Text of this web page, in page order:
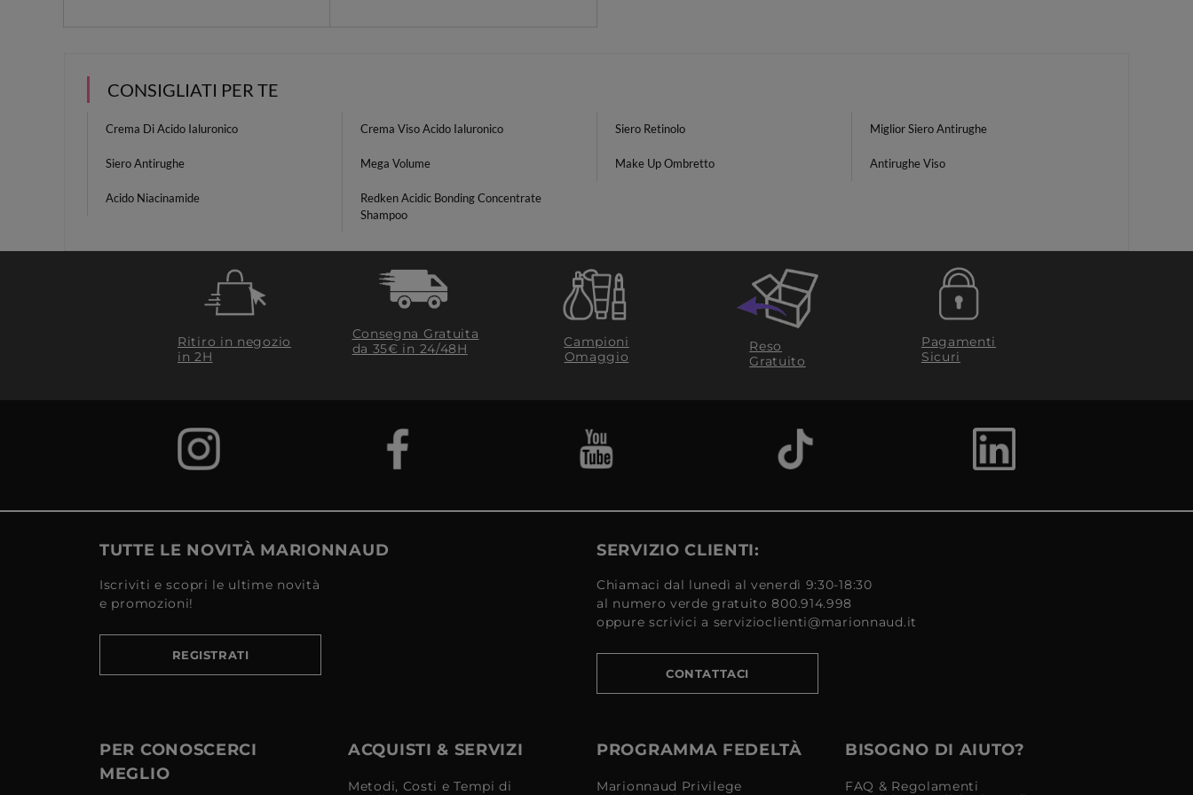
CONSIGLIATI PER TE
Crema Di Acido Ialuronico Crema Viso Acido Ialuronico Siero Retinolo Miglior Siero Antirughe
Siero Antirughe Mega Volume Make Up Ombretto Antirughe Viso
Acido Niacinamide
Redken Acidic Bonding Concentrate
Shampoo
Ritiro in negozio
in 2H
Consegna Gratuita
da 35€​ in 24/48H
Campioni
Omaggio
Reso
Gratuito
Pagamenti
Sicuri
TUTTE LE NOVITÀ MARIONNAUD
Iscriviti e scopri le ultime novità
e promozioni!
REGISTRATI
SERVIZIO CLIENTI:
Chiamaci dal lunedì al venerdì 9:30-18:30
al numero verde gratuito 800.914.998
oppure scrivici a servizioclienti@marionnaud.it
CONTATTACI
PER CONOSCERCI
MEGLIO
ACQUISTI & SERVIZI
Metodi, Costi e Tempi di
PROGRAMMA FEDELTÀ
Marionnaud Privilege
BISOGNO DI AIUTO?
FAQ & Regolamenti